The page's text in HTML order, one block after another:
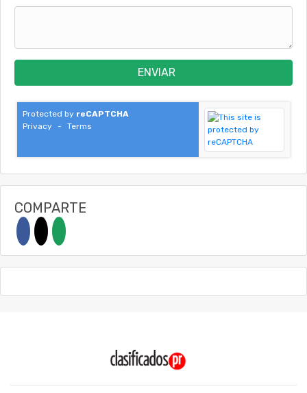
ENVIAR
Protected by reCAPTCHA
Privacy
- Terms
COMPARTE